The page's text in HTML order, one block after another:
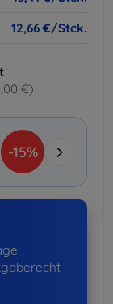
12,66 €/Stck.
€)
-15%